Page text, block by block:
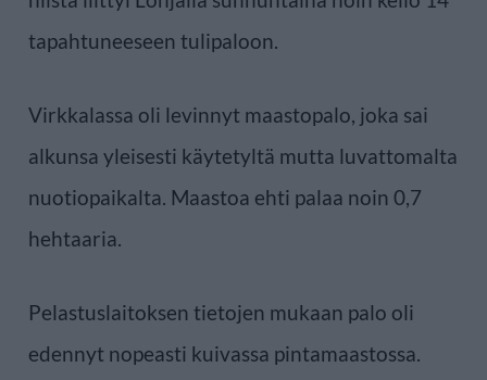
tapahtuneeseen tulipaloon.
Virkkalassa oli levinnyt maastopalo, joka sai
alkunsa yleisesti käytetyltä mutta luvattomalta
nuotiopaikalta. Maastoa ehti palaa noin 0,7
hehtaaria.
Pelastuslaitoksen tietojen mukaan palo oli
edennyt nopeasti kuivassa pintamaastossa.